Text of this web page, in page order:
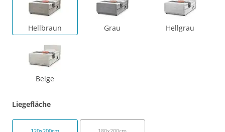
Hellbraun Grau Hellgrau
Beige
Liegefläche